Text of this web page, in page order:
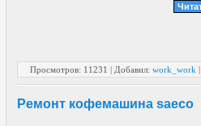
Просмотров: 11231 | Добавил: work_work
Ремонт кофемашина saeco